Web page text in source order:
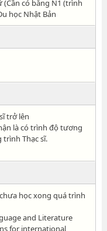
có bằng N1 (trình
học Nhật Bản
trở lên
là có trình độ tương
Thạc sĩ.
học xong quá trình
and Literature
for international